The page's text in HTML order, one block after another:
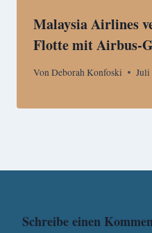
Malaysia Airlines
Flotte mit Airbus-
VonDeborah Konfoski Juli
Schreibe einen